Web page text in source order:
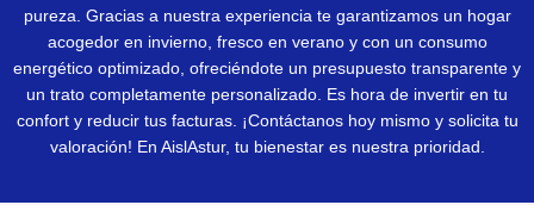
pureza. Gracias a nuestra experiencia te garantizamos un hogar
acogedor en invierno, fresco en verano y con un consumo
energético optimizado, ofreciéndote un presupuesto transparente y
un trato completamente personalizado. Es hora de invertir en tu
confort y reducir tus facturas. ¡Contáctanos hoy mismo y solicita tu
valoración! En AislAstur, tu bienestar es nuestra prioridad.